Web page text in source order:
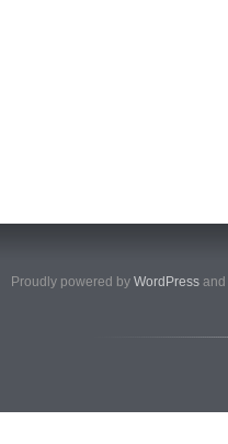
Proudly powered by WordPress and